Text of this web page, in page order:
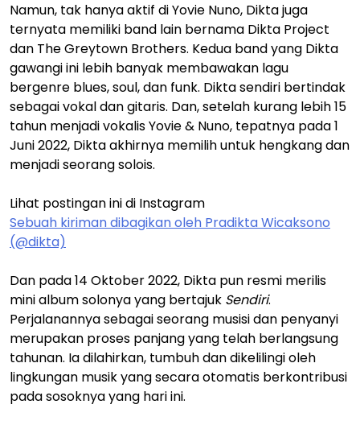
Namun, tak hanya aktif di Yovie Nuno, Dikta juga
ternyata memiliki band lain bernama Dikta Project
dan The Greytown Brothers. Kedua band yang Dikta
gawangi ini lebih banyak membawakan lagu
bergenre blues, soul, dan funk. Dikta sendiri bertindak
sebagai vokal dan gitaris. Dan, setelah kurang lebih 15
tahun menjadi vokalis Yovie & Nuno, tepatnya pada 1
Juni 2022, Dikta akhirnya memilih untuk hengkang dan
menjadi seorang solois.
Lihat postingan ini di Instagram
Sebuah kiriman dibagikan oleh Pradikta Wicaksono
(@dikta)
Dan pada 14 Oktober 2022, Dikta pun resmi merilis
mini album solonya yang bertajuk Sendiri.
Perjalanannya sebagai seorang musisi dan penyanyi
merupakan proses panjang yang telah berlangsung
tahunan. Ia dilahirkan, tumbuh dan dikelilingi oleh
lingkungan musik yang secara otomatis berkontribusi
pada sosoknya yang hari ini.